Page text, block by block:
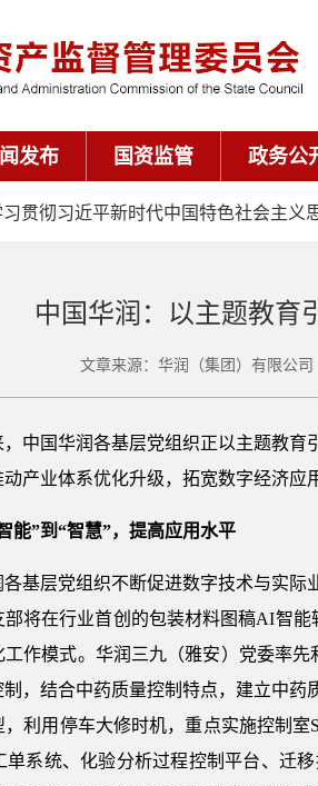
发布 国资监管 政务公
习贯彻习近平新时代中国特色社会主义
中国华润：以主题教育
文章来源：华润（集团）有限公
中国华润各基层党组织正以主题教
产业体系优化升级，拓宽数字经济应
能”到“智慧”，提高应用水平
基层党组织不断促进数字技术与实
将在行业首创的包装材料图稿AI智
作模式。华润三九（雅安）党委率
，结合中药质量控制特点，建立中
利用停车大修时机，重点实施控制
系统、化验分析过程控制平台、迁